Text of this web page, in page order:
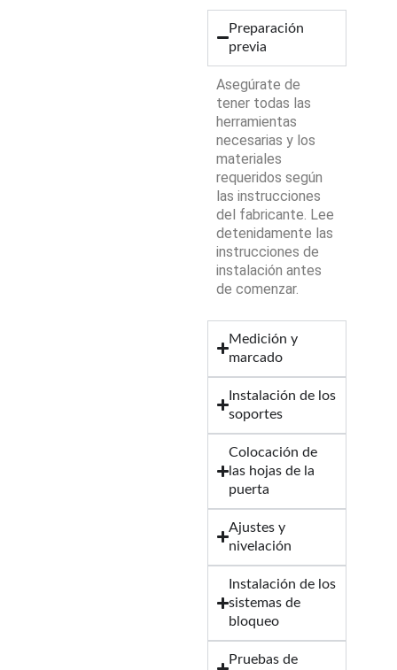
Preparación
previa
Asegúrate de
tener todas las
herramientas
necesarias y los
materiales
requeridos según
las instrucciones
del fabricante. Lee
detenidamente las
instrucciones de
instalación antes
de comenzar.
Medición y
marcado
Instalación de los
soportes
Colocación de
las hojas de la
puerta
Ajustes y
nivelación
Instalación de los
sistemas de
bloqueo
Pruebas de